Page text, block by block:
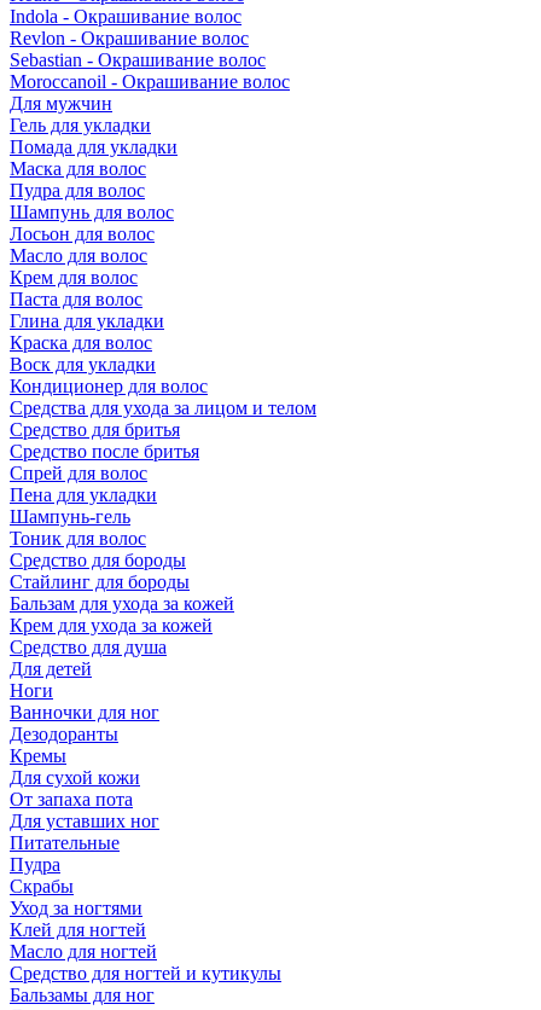
Indola - Окрашивание волос
Revlon - Окрашивание волос
Sebastian - Окрашивание волос
Moroccanoil - Окрашивание волос
Для мужчин
Гель для укладки
Помада для укладки
Маска для волос
Пудра для волос
Шампунь для волос
Лосьон для волос
Масло для волос
Крем для волос
Паста для волос
Глина для укладки
Краска для волос
Воск для укладки
Кондиционер для волос
Средства для ухода за лицом и телом
Средство для бритья
Средство после бритья
Спрей для волос
Пена для укладки
Шампунь-гель
Тоник для волос
Средство для бороды
Стайлинг для бороды
Бальзам для ухода за кожей
Крем для ухода за кожей
Средство для душа
Для детей
Ноги
Ванночки для ног
Дезодоранты
Кремы
Для сухой кожи
От запаха пота
Для уставших ног
Питательные
Пудра
Скрабы
Уход за ногтями
Клей для ногтей
Масло для ногтей
Средство для ногтей и кутикулы
Бальзамы для ног